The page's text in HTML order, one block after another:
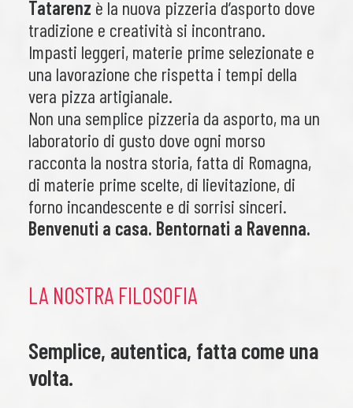
Tatarenz è la nuova pizzeria d’asporto dove
tradizione e creatività si incontrano.
Impasti leggeri, materie prime selezionate e
una lavorazione che rispetta i tempi della
vera pizza artigianale.
Non una semplice pizzeria da asporto, ma un
laboratorio di gusto dove ogni morso
racconta la nostra storia, fatta di Romagna,
di materie prime scelte, di lievitazione, di
forno incandescente e di sorrisi sinceri.
Benvenuti a casa. Bentornati a Ravenna.
LA NOSTRA FILOSOFIA
Semplice, autentica, fatta come una
volta.